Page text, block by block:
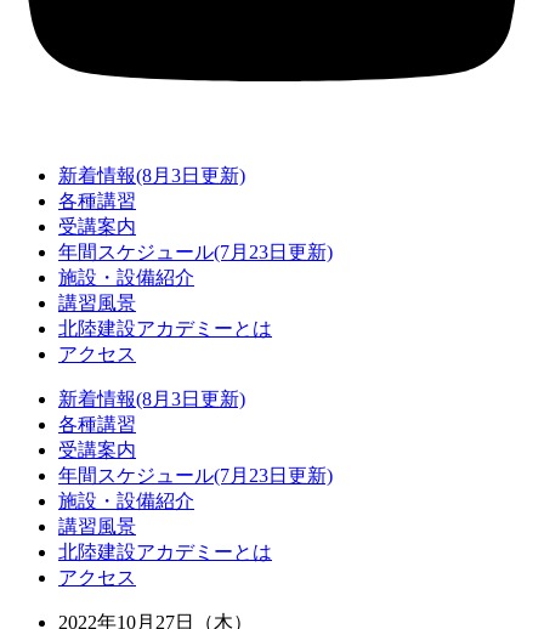
新着情報(8月3日更新)
各種講習
受講案内
年間スケジュール(7月23日更新)
施設・設備紹介
講習風景
北陸建設アカデミーとは
アクセス
新着情報(8月3日更新)
各種講習
受講案内
年間スケジュール(7月23日更新)
施設・設備紹介
講習風景
北陸建設アカデミーとは
アクセス
2022年10月27日（木）